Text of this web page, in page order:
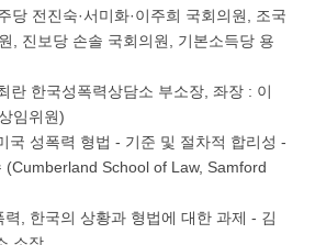
당 전진숙·서미화·이주희 국회의원, 조국
, 진보당 손솔 국회의원, 기본소득당 용
한국성폭력상담소 부소장, 좌장 : 이
임위원)
국 성폭력 형법 - 기준 및 절차적 합리성 -
(Cumberland School of Law, Samford
, 한국의 상황과 형법에 대한 과제 - 김